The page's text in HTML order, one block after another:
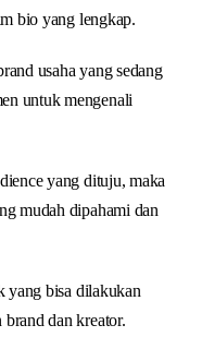
bio yang lengkap.
usaha yang sedang
untuk mengenali
yang dituju, maka
mudah dipahami dan
yang bisa dilakukan
dan kreator.